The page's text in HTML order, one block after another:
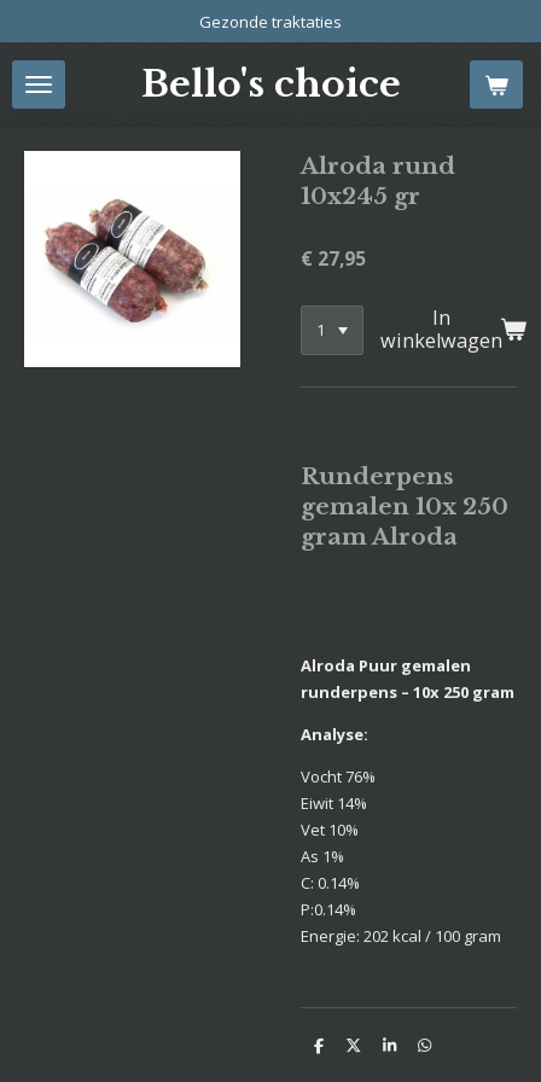
naar
de
Bello's choice
Gezonde traktaties
Alroda rund
10x245 gr
€ 27,95
In
winkelwagen
Runderpens
gemalen 10x 250
gram Alroda
Alroda Puur gemalen
runderpens – 10x 250 gram
Analyse:
Vocht 76%
Eiwit 14%
Vet 10%
As 1%
C: 0.14%
P:0.14%
Energie: 202 kcal / 100 gram
D
D
S
D